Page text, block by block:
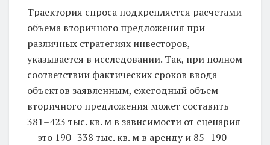
Траектория спроса подкрепляется расчетами
объема вторичного предложения при
различных стратегиях инвесторов,
указывается в исследовании. Так, при полном
соответствии фактических сроков ввода
объектов заявленным, ежегодный объем
вторичного предложения может составить
381–423 тыс. кв. м в зависимости от сценария
— это 190–338 тыс. кв. м в аренду и 85–190